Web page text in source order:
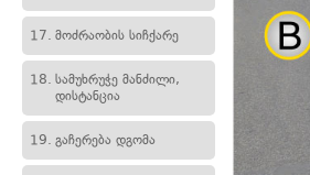
17. მოძრაობის სიჩქარე
18. სამუხრუჭე მანძილი,
დისტანცია
19. გაჩერება დგომა